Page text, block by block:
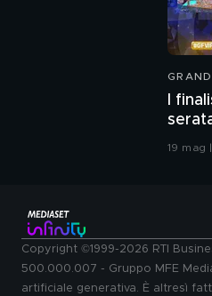
I
19 mag
Copyright ©1999-2026 RTI
500.000.007 - Gruppo MFE
artificiale generativa. È altresì